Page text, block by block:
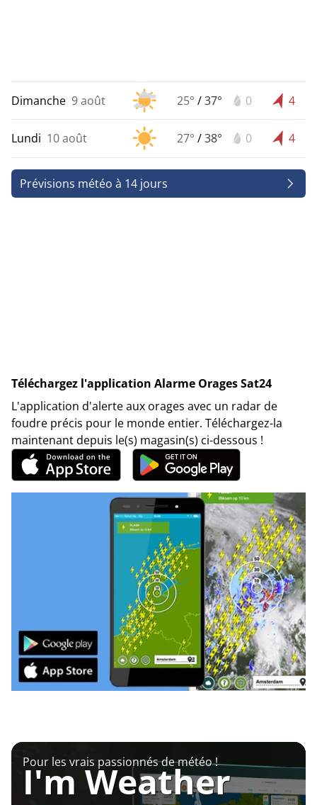
Dimanche 9 août 25° /37° 0 4
Lundi 10 août 27° /38° 0 4
Prévisions météo à 14 jours
Téléchargez l'application Alarme Orages Sat24
L'application d'alerte aux orages avec un radar de
foudre précis pour le monde entier. Téléchargez-la
maintenant depuis le(s) magasin(s) ci-dessous !
Pour les vrais passionnés de météo !
I'm Weather